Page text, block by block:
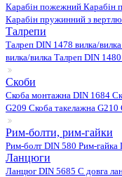
Карабін пожежний Карабін
Карабін пружинний з
Талрепи
Талреп DIN 1478 вилка/вилка
вилка/вилка Талреп DIN 1480
Скоби
Скоба монтажна DIN 1684
G209 Скоба такелажна G210
Рим-болти, рим-гайки
Рим-болт DIN 580 Рим-гайка
Ланцюги
Ланцюг DIN 5685 C довга